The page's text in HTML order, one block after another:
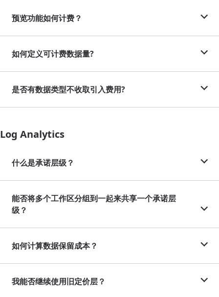
预览功能如何计费？
如何定义可计费数据量?
是否有数据类型不收取引入费用?
Log Analytics
什么是承诺层级？
能否将多个工作区分组到一起来共享一个承诺层
级？
如何计算数据保留成本？
我能否继续使用旧定价层？